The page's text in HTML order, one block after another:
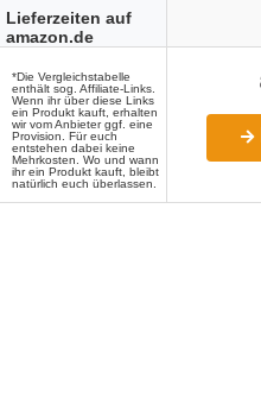
Lieferzeiten auf
amazon.de
*Die Vergleichstabelle
enthält sog. Affiliate-Links.
Wenn ihr über diese Links
ein Produkt kauft, erhalten
wir vom Anbieter ggf. eine
Provision. Für euch
entstehen dabei keine
Mehrkosten. Wo und wann
ihr ein Produkt kauft, bleibt
natürlich euch überlassen.